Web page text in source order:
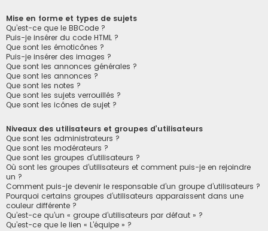
Mise en forme et types de sujets
Qu’est-ce que le BBCode ?
Puis-je insérer du code HTML ?
Que sont les émoticônes ?
Puis-je insérer des images ?
Que sont les annonces générales ?
Que sont les annonces ?
Que sont les notes ?
Que sont les sujets verrouillés ?
Que sont les icônes de sujet ?
Niveaux des utilisateurs et groupes d’utilisateurs
Que sont les administrateurs ?
Que sont les modérateurs ?
Que sont les groupes d’utilisateurs ?
Où sont les groupes d’utilisateurs et comment puis-je en rejoindre
un ?
Comment puis-je devenir le responsable d’un groupe d’utilisateurs ?
Pourquoi certains groupes d’utilisateurs apparaissent dans une
couleur différente ?
Qu’est-ce qu’un « groupe d’utilisateurs par défaut » ?
Qu’est-ce que le lien « L’équipe » ?